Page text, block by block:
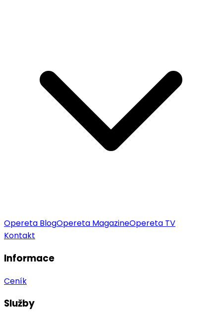
Opereta BlogOpereta MagazineOpereta TV
Kontakt
Informace
Ceník
Služby